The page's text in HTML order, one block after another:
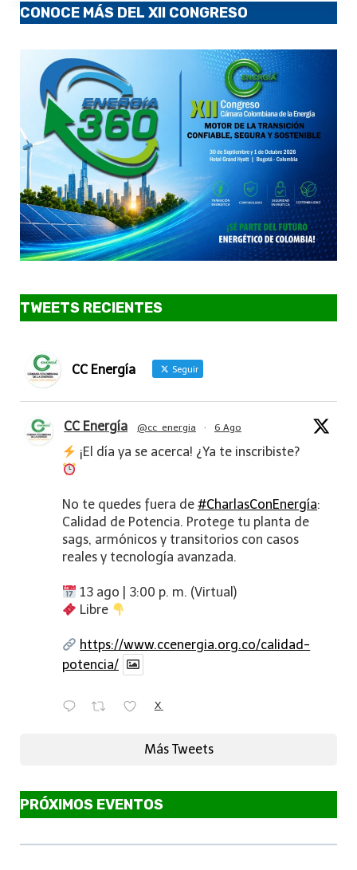
CONOCE MÁS DEL XII CONGRESO
TWEETS RECIENTES
CC Energía Seguir
CC Energía @cc_energia · 6 Ago
¡El día ya se acerca! ¿Ya te inscribiste?
No te quedes fuera de #CharlasConEnergía:
Calidad de Potencia. Protege tu planta de
sags, armónicos y transitorios con casos
reales y tecnología avanzada.
13 ago | 3:00 p. m. (Virtual)
Libre
https://www.ccenergia.org.co/calidad-
potencia/
X
Más Tweets
PRÓXIMOS EVENTOS